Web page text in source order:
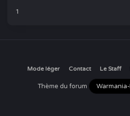
1
Mode léger Contact Le Staff
Thème du forum